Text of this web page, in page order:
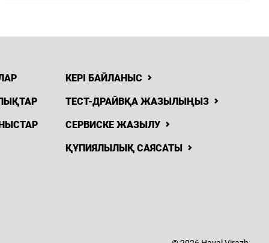
КЕРІ БАЙЛАНЫС
ТЕСТ-ДРАЙВҚА ЖАЗЫЛЫҢЫЗ
СЕРВИСКЕ ЖАЗЫЛУ
ҚҰПИЯЛЫЛЫҚ САЯСАТЫ